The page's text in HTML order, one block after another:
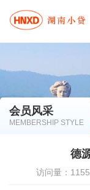
会员风采
MEMBERSHIP STYLE
德
访问量：